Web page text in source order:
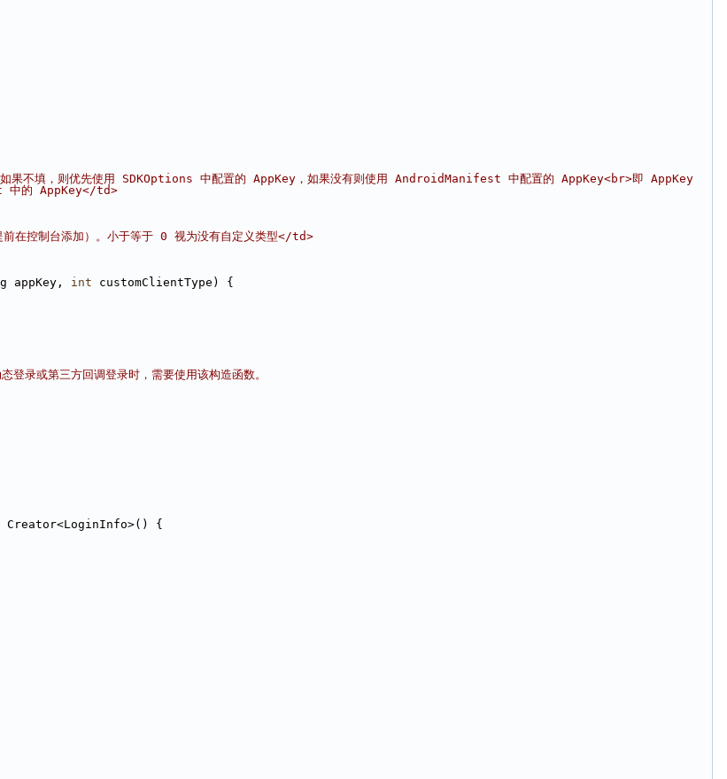
果不填，则优先使用 SDKOptions 中配置的 AppKey，如果没有则使用 AndroidManifest 中配置的 AppKey<br>即 AppKey
中的 AppKey</td>
在控制台添加）。小于等于 0 视为没有自定义类型</td>
appKey, int customClientType) {
或第三方回调登录时，需要使用该构造函数。
Creator<LoginInfo>() {